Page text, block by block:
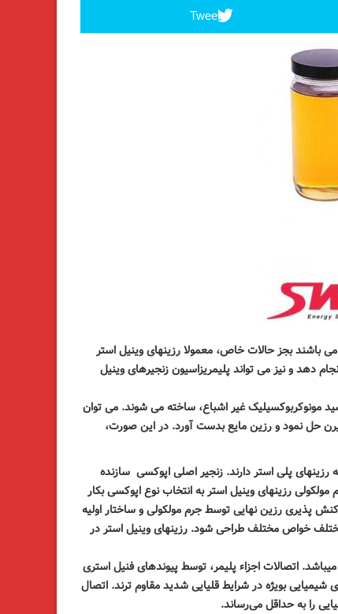
Tweet
باشند بجز حالات خاص، معمولا رزینهای وینیل استر
دهد و نیز می تواند پلیمریزاسیون زنجیرهای وینیل
مونوکربوکسیلیک غیر اشباع، ساخته می شوند. می توان
حل نمود و رزین مایع بدست آورد. در این صورت،
پلی استر دارند. زنجیر اصلی اپوکسی سازنده
رزینهای وینیل استر به انتخاب نوع اپوکسی بکار
پذیری رزین نهایی توسط جرم مولکولی و ساختار اولیه
خواص مختلف طراحی شود. رزینهای وینیل استر در
اتصالات اجزاء پلیمر، توسط پیوندهای فنیل استری
شیمیایی بویژه در شرایط قلیایی شدید مقاوم ترند. اتصال
را به حداقل می‌رساند.